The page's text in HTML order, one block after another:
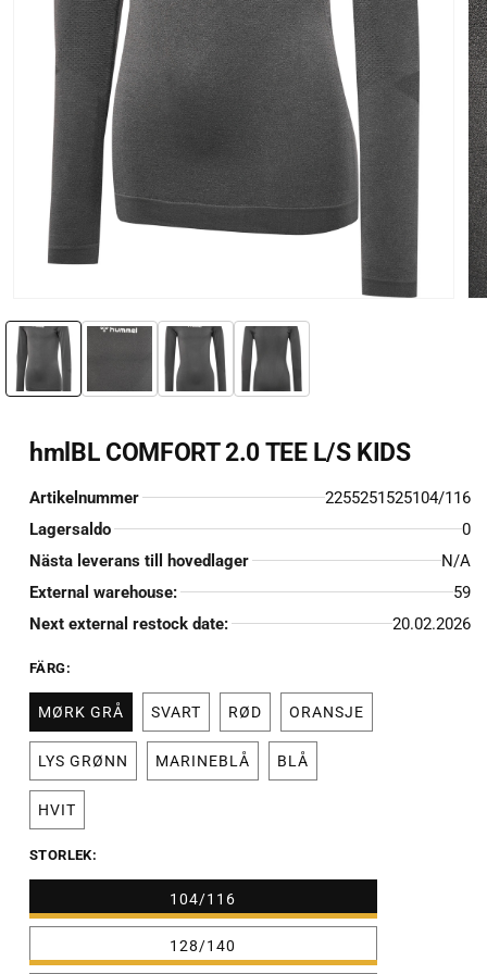
mediet
1
modalfönster
hmlBL COMFORT 2.0 TEE L/S KIDS
Artikelnummer
2255251525104/116
Lagersaldo
0
Nästa leverans till hovedlager
N/A
External warehouse:
59
Next external restock date:
20.02.2026
FÄRG:
MØRK GRÅ SVART RØD ORANSJE
LYS GRØNN MARINEBLÅ BLÅ
HVIT
STORLEK:
104/116
128/140